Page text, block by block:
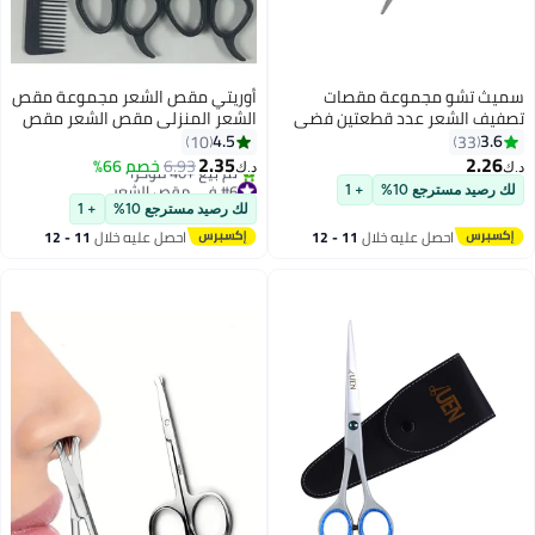
سميث تشو مجموعة مقصات
تصفيف الشعر عدد قطعتين فضي
3.6
33
د.ك‏2.26
لك رصيد مسترجع 10% + 1
احصل عليه خلال 11 - 12
أوريتي مقص الشعر مجموعة مقص
الشعر المنزلي مقص الشعر مقص
الأسنان المسطحة مشط أدوات
مقص الشعر الجميل
4.5
10
د.ك‏2.35
6.93خصم 66%
#6 في مقص الشعر
أقل سعر في 30 يوم
تم بيع +40 مؤخرًا
#6 في مقص الشعر
لك رصيد مسترجع 10% + 1
احصل عليه خلال 11 - 12